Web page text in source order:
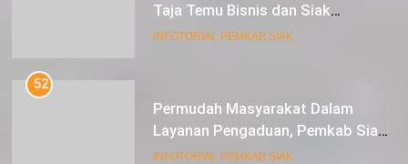
Taja Temu Bisnis dan Siak
Expoversary 2024
INFOTORIAL PEMKAB SIAK
52
Permudah Masyarakat Dalam
Layanan Pengaduan, Pemkab Siak
Luncurkan Aplikasi SIP PUAN
INFOTORIAL PEMKAB SIAK